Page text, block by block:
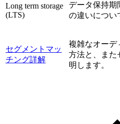
Long term storage
(LTS)
データ保持期
の違いについ
セグメントマッ
チング詳解
複雑なオーデ
方法と、また
明します。